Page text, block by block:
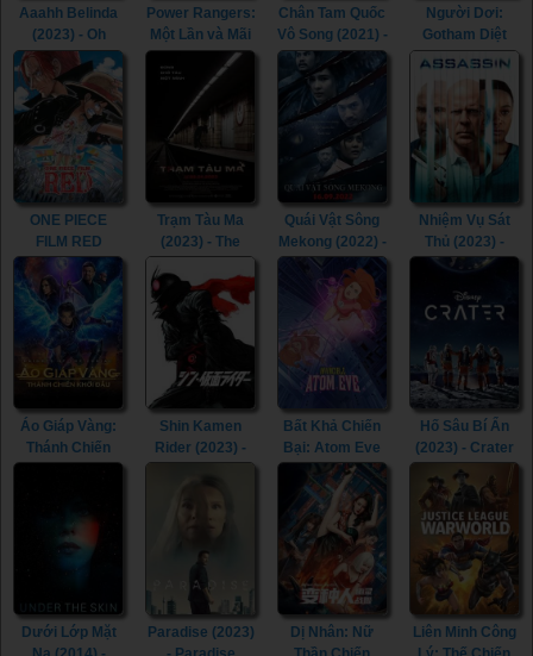
Aaahh Belinda
(2023) - Oh
Belinda (2023)
Power Rangers:
Một Lần và Mãi
Mãi (2023) -
Mighty Morphin
Power Rangers:
Once & Always
Chân Tam Quốc
Vô Song (2021) -
Dynasty
Warriors (2021)
Người Dơi:
Gotham Diệt
Vong (2023) -
Batman: The
Came to
Gotham (2023)
ONE PIECE
FILM RED
(2022) - ONE
PIECE FILM
RED (2022)
Trạm Tàu Ma
(2023) - The
Ghost Station
(2023)
Quái Vật Sông
Mekong (2022) -
The Lake (2022)
Nhiệm Vụ Sát
Thủ (2023) -
Assassin (2023)
Áo Giáp Vàng:
Thánh Chiến
Khởi Đầu (2023)
Shin Kamen
Rider (2023) -
Rider (2023)
Bất Khả Chiến
Bại: Atom Eve
(Tập Đặc Biệt)
(2023) -
Invincible: Atom
Eve (2023)
Hố Sâu Bí Ẩn
(2023) - Crater
(2023)
Dưới Lớp Mặt
Paradise (2023)
Dị Nhân: Nữ
Liên Minh Công